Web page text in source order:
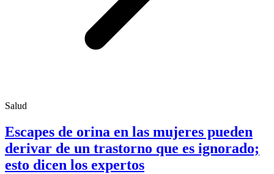
Salud
Escapes de orina en las mujeres pueden
derivar de un trastorno que es ignorado;
esto dicen los expertos